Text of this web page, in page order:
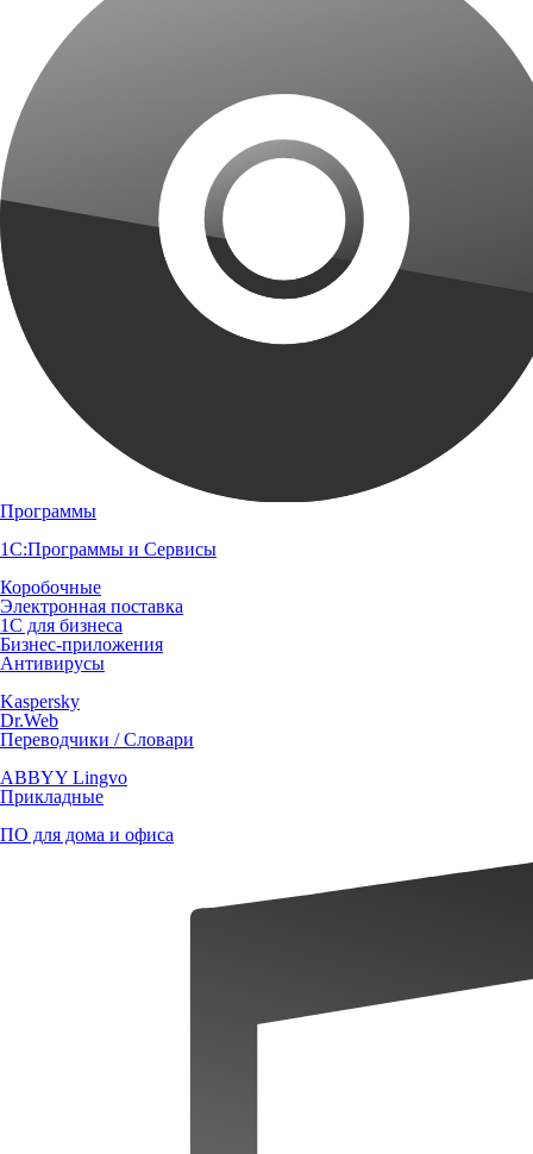
Программы
1С:Программы и Сервисы
Коробочные
Электронная поставка
1С для бизнеса
Бизнес-приложения
Антивирусы
Kaspersky
Dr.Web
Переводчики / Словари
ABBYY Lingvo
Прикладные
ПО для дома и офиса